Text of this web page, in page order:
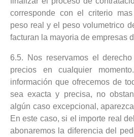
corresponde con el criterio
peso real y el peso volumetrico
facturan la mayoria de empresas
6.5. Nos reservamos el
precios en cualquier
información que ofrecemos de
sea exacta y precisa, no
algún caso excepcional,
En este caso, si el importe real
abonaremos la diferencia del